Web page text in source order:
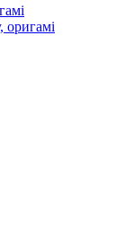
оригамі